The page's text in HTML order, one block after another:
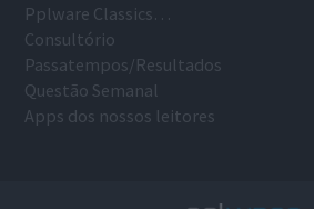
Pplware Classics…
Consultório
Passatempos/Resultados
Questão Semanal
Apps dos nossos leitores